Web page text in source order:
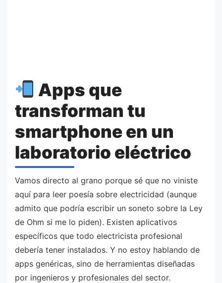
Apps que
transforman tu
smartphone en un
laboratorio eléctrico
Vamos directo al grano porque sé que no viniste
aquí para leer poesía sobre electricidad (aunque
admito que podría escribir un soneto sobre la Ley
de Ohm si me lo piden). Existen aplicativos
específicos que todo electricista profesional
debería tener instalados. Y no estoy hablando de
apps genéricas, sino de herramientas diseñadas
por ingenieros y profesionales del sector.